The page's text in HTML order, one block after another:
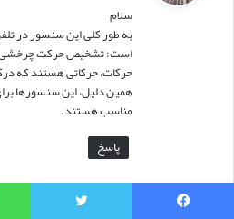
سلام
به طور کلی این سنسور در
است: تشخیص حرکت چرخشی
حرکات، حرکاتی هستند که
همین دلیل، این سنسورها
مناسب هستند.
پاسخ